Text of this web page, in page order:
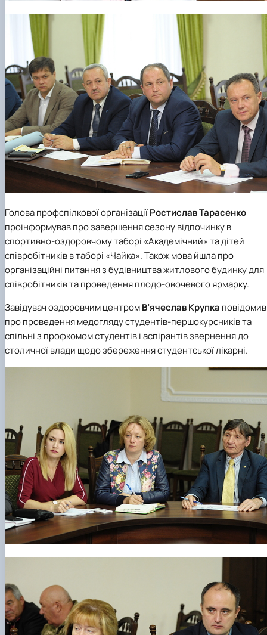
Голова профспілкової організаціїРостислав Тарасенко
проінформував про завершення сезону відпочинку в
спортивно-оздоровчому таборі «Академічний» та дітей
співробітників в таборі «Чайка». Також мова йшла про
організаційні питання з будівництва житлового будинку для
співробітників та проведення плодо-овочевого ярмарку.
Завідувач оздоровчим центромВ’ячеслав Крупка повідомив
про проведення медогляду студентів-першокурсників та
спільні з профкомом студентів і аспірантів звернення до
столичної влади щодо збереження студентської лікарні.